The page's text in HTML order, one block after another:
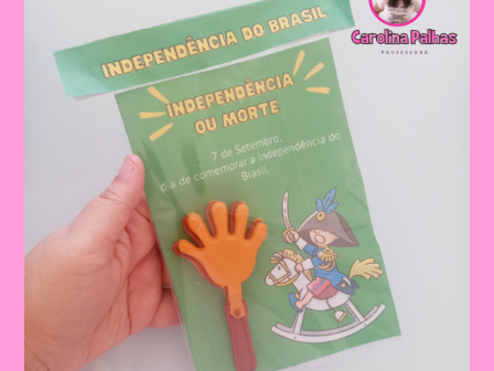
Cartão
Lembrança
Independência
Do
Brasil